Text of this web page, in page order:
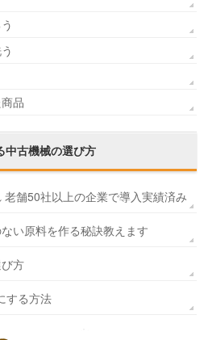
品
中古機械の選び方
舗50社以上の企業で導入実績済み
い原料を作る秘訣教えます
方
する方法